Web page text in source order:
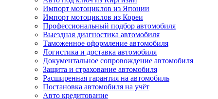
Импорт мотоциклов из Японии
Импорт мотоциклов из Кореи
Профессиональный подбор автомобиля
Выездная диагностика автомобиля
Таможенное оформление автомобиля
Логистика и доставка автомобиля
Документальное сопровождение автомобиля
Защита и страхование автомобиля
Расширенная гарантия на автомобиль
Постановка автомобиля на учёт
Авто кредитование